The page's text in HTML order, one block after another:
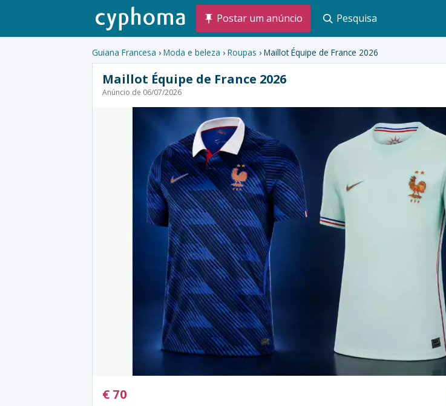
Postar um anúncio Pesquisa
Guiana Francesa › Moda e beleza › Roupas › Maillot Équipe de France 2026
Maillot Équipe de France 2026
Anúncio de 06/07/2026
€ 70